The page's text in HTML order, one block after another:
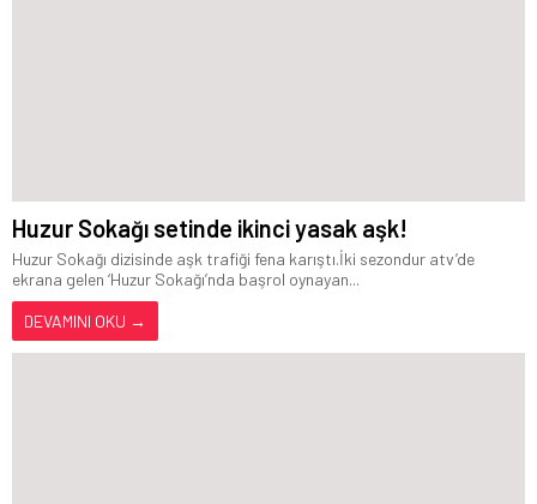
Huzur Sokağı setinde ikinci yasak aşk!
Huzur Sokağı dizisinde aşk trafiği fena karıştı.İki sezondur atv’de
ekrana gelen ‘Huzur Sokağı’nda başrol oynayan...
DEVAMINI OKU →